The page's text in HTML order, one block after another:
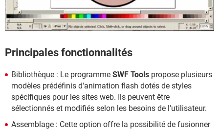
Principales fonctionnalités
Bibliothèque : Le programme SWF Tools propose plusieurs
modèles prédéfinis d'animation flash dotés de styles
spécifiques pour les sites web. Ils peuvent être
sélectionnés et modifiés selon les besoins de l'utilisateur.
Assemblage : Cette option offre la possibilité de fusionner